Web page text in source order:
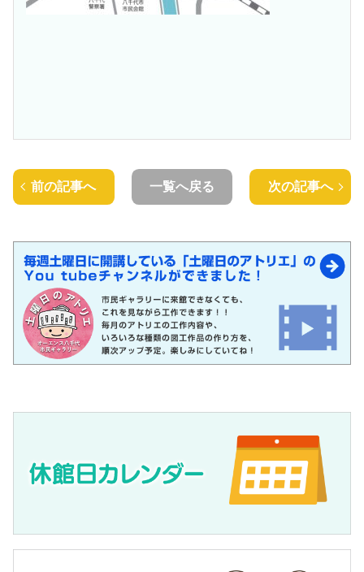
前の記事へ 一覧へ戻る 次の記事へ